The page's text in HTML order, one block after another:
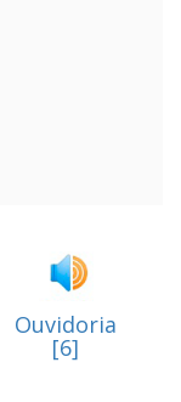
Ouvidoria
[6]